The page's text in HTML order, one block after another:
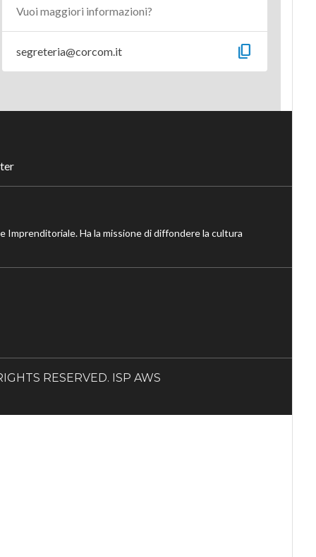
Vuoi maggiori informazioni?
segreteria@corcom.it content_copy
Ha la missione di diffondere la cultura
RESERVED. ISP AWS